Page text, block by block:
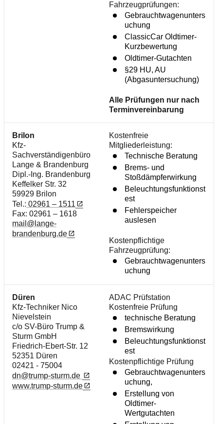
Fahrzeugprüfungen:
Gebrauchtwagenunters
uchung
ClassicCar Oldtimer-
Kurzbewertung
Oldtimer-Gutachten
§29 HU, AU
(Abgasuntersuchung)
Alle Prüfungen nur nach
Terminvereinbarung
Brilon
Kfz-
Sachverständigenbüro
Lange & Brandenburg
Dipl.-Ing. Brandenburg
Keffelker Str. 32
59929 Brilon
Tel.: 02961 – 1511
Fax: 02961 – 1618
mail@lange-
brandenburg.de
Kostenfreie
Mitgliederleistung:
Technische Beratung
Brems- und
Stoßdämpferwirkung
Beleuchtungsfunktionst
est
Fehlerspeicher
auslesen
Kostenpflichtige
Fahrzeugprüfung:
Gebrauchtwagenunters
uchung
Düren
Kfz-Techniker Nico
Nievelstein
c/o SV-Büro Trump &
Sturm GmbH
Friedrich-Ebert-Str. 12
52351 Düren
02421 - 75004
dn@trump-sturm.de
www.trump-sturm.de
ADAC Prüfstation
Kostenfreie Prüfung
technische Beratung
Bremswirkung
Beleuchtungsfunktionst
est
Kostenpflichtige Prüfung
Gebrauchtwagenunters
uchung,
Erstellung von
Oldtimer-
Wertgutachten